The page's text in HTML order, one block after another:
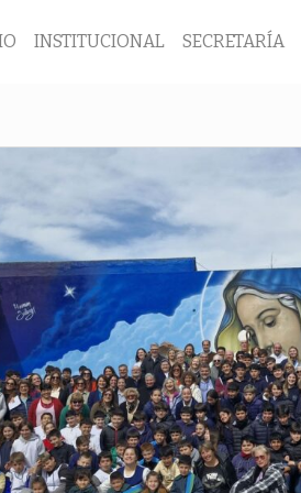
INSTITUCIONAL SECRETARÍA